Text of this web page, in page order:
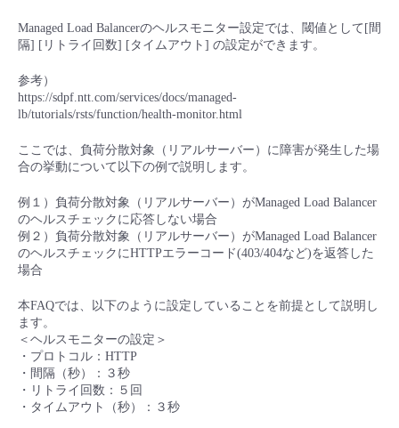
モニタリング/監査
IoT
すべてのメニューを見る
クラウド/サーバー
サポート
- 管理機能
■ セットアップガイド
- 新規お申し込み方法
- 初期設定・確認
- ユーザー機能の管理
- 登録情報の管理
- APIリファレンス
■ 基本構築ガイド
- バックアップ
- セキュリティ・監査
- マルチクラウド利用
- ITインフラストラクチャー
- その他
故障/メンテナンス情報
定期メンテナンス
販売パートナー向けプログラム
協業パートナー
脱炭素化
Managed Load Balancerのヘルスモニター設定では、閾値として[間
隔] [リトライ回数] [タイムアウト] の設定ができます。
参考）
https://sdpf.ntt.com/services/docs/managed-
lb/tutorials/rsts/function/health-monitor.html
ここでは、負荷分散対象（リアルサーバー）に障害が発生した場
合の挙動について以下の例で説明します。
例１）負荷分散対象（リアルサーバー）がManaged Load Balancer
のヘルスチェックに応答しない場合
例２）負荷分散対象（リアルサーバー）がManaged Load Balancer
のヘルスチェックにHTTPエラーコード(403/404など)を返答した
場合
本FAQでは、以下のように設定していることを前提として説明し
ます。
＜ヘルスモニターの設定＞
・プロトコル：HTTP
・間隔（秒）：３秒
・リトライ回数：５回
・タイムアウト（秒）：３秒